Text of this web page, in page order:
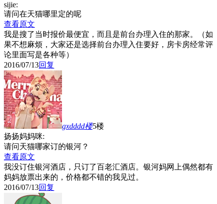
sijie:
请问在天猫哪里定的呢
查看原文
我是搜了当时报价最便宜，而且是前台办理入住的那家。（如
果不想麻烦，大家还是选择前台办理入住要好，房卡房经常评
论里面写是各种等）
2016/07/13回复
gxdddd楼5楼
扬扬妈妈咪:
请问天猫哪家订的银河？
查看原文
我没订住银河酒店，只订了百老汇酒店。银河妈网上偶然都有
妈妈放票出来的，价格都不错的我见过。
2016/07/13回复